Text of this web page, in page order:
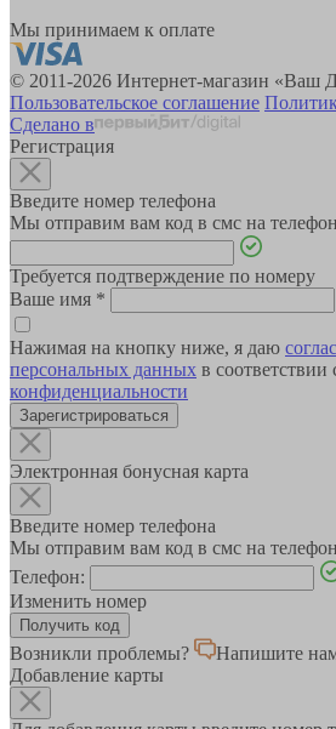
Мы принимаем к оплате
© 2011-2026 Интернет-магазин «Ваш
Пользовательское соглашение
Сделано в
Регистрация
Введите номер телефона
Мы отправим вам код в смс на
Требуется подтверждение по номеру
Ваше имя *
Нажимая на кнопку ниже, я даю
персональных данных в соответствии
конфиденциальности
Зарегистрироваться
Электронная бонусная карта
Введите номер телефона
Мы отправим вам код в смс на
Телефон:
Изменить номер
Возникли проблемы?
Напишите
Добавление карты